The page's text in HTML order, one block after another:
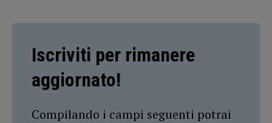
Iscriviti per rimanere
aggiornato!
Compilando i campi seguenti potrai